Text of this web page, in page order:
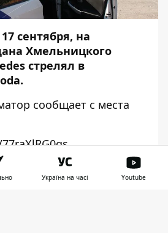
сентября, на
Хмельницкого
стрелял в
сообщает с места
вровень, где-то за 50
Я стоял на
Україна на часі Youtube